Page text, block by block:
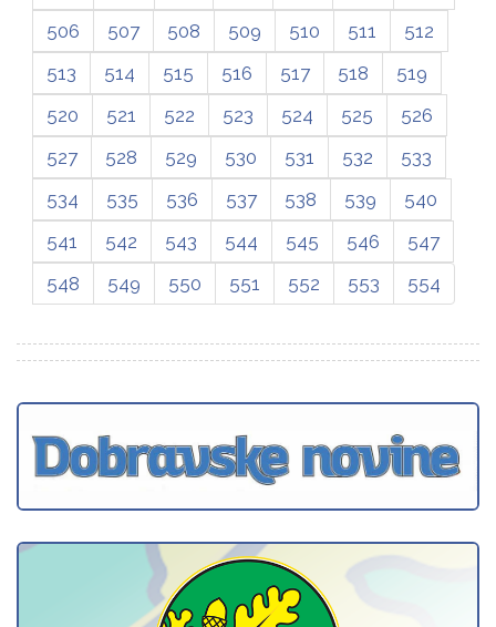
506
507 508 509 510 511
512
513
514 515 516 517 518
519
520
521 522 523 524 525
526
527
528 529 530 531 532
533
534
535 536 537 538 539
540
541
542 543 544 545 546
547
548
549 550 551 552 553 554